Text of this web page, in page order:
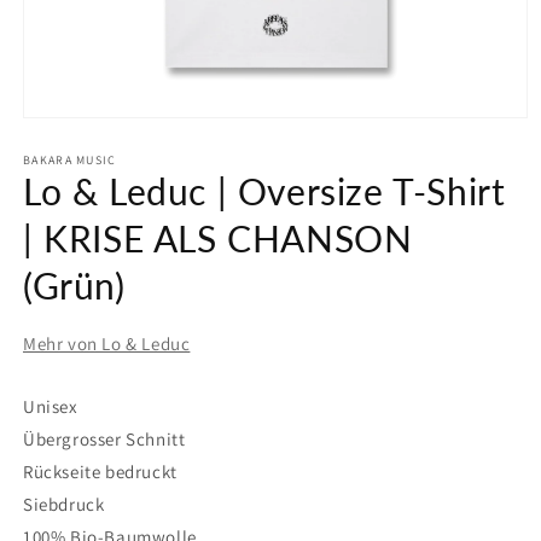
in
Modal
öffnen
BAKARA MUSIC
Lo & Leduc | Oversize T-Shirt
| KRISE ALS CHANSON
(Grün)
Mehr von Lo & Leduc
Unisex
Übergrosser Schnitt
Rückseite bedruckt
Siebdruck
100% Bio-Baumwolle